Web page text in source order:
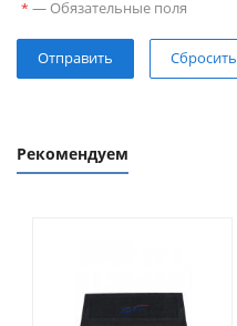
* — Обязательные поля
Сбросить
Рекомендуем